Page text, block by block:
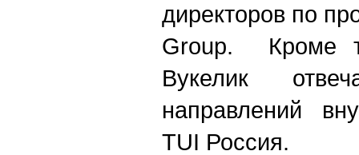
директоров по
Group. Кроме
Вукелик
направлений
TUI Россия.